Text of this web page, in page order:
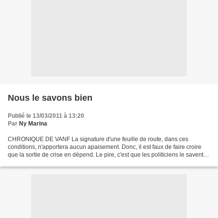
Nous le savons bien
Publié le 13/03/2011 à 13:20
Par Ny Marina
CHRONIQUE DE VANF La signature d'une feuille de route, dans ces
conditions, n'apportera aucun apaisement. Donc, il est faux de faire croire
que la sortie de crise en dépend. Le pire, c'est que les politiciens le savent.